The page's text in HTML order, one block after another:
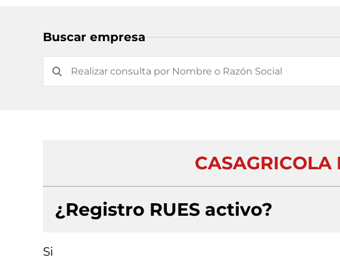
Buscar empresa
CASAGRICOLA
¿Registro RUES activo?
Si